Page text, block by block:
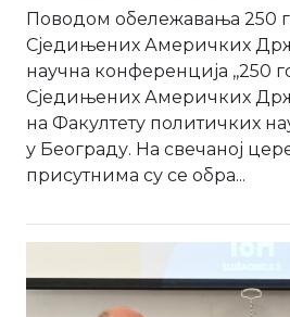
Поводом обележавања 250
Сједињених Америчких
научна конференција ,,250
Сједињених Америчких
на Факултету политичких
у Београду. На свечаној
присутнима су се обра...